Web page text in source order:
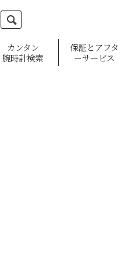
カンタン
腕時計検索
保証とアフタ
ーサービス